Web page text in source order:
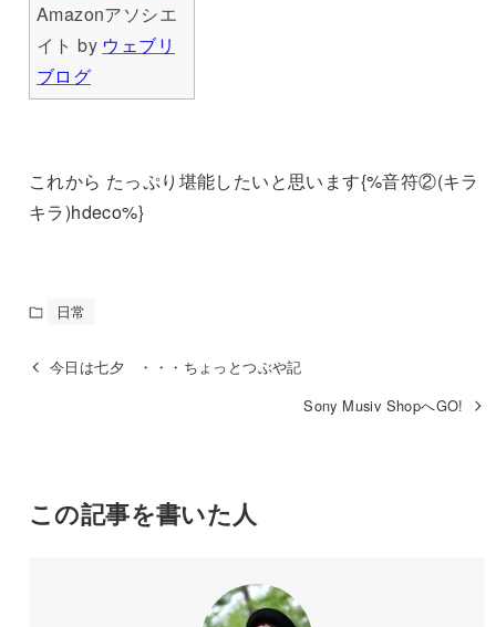
Amazonアソシエ
イト by ウェブリ
ブログ
これから たっぷり堪能したいと思います{%音符②(キラ
キラ)hdeco%}
日常
今日は七夕 ・・・ちょっとつぶや記
Sony Musiv ShopへGO!
この記事を書いた人